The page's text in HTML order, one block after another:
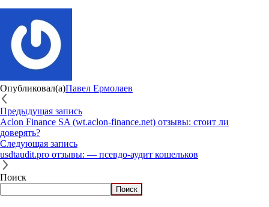
Опубликовал(а)Павел Ермолаев
Предыдущая запись
Aclon Finance SA (wt.aclon‑finance.net) отзывы: стоит ли
доверять?
Следующая запись
usdtaudit.pro отзывы: — псевдо-аудит кошельков
Поиск
Поиск